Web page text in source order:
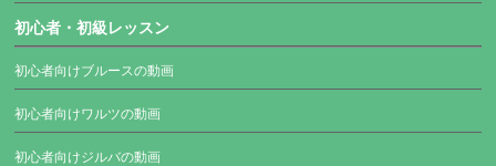
初心者・初級レッスン
初心者向けブルースの動画
初心者向けワルツの動画
初心者向けジルバの動画